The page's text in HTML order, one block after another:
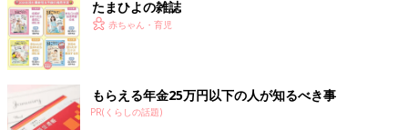
たまひよの雑誌
赤ちゃん・育児
もらえる年金25万円以下の人が知るべき事
PR(くらしの話題)